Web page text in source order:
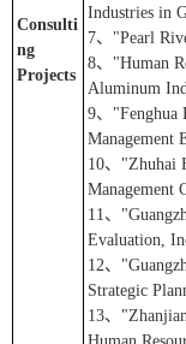
Consulti
ng
Projects
Industries in
7、"Pearl
8、"Human
Aluminum
9、"Fenghua
Management
10、"Zhuhai
Management
11、
Evaluation,
12、
Strategic
13、